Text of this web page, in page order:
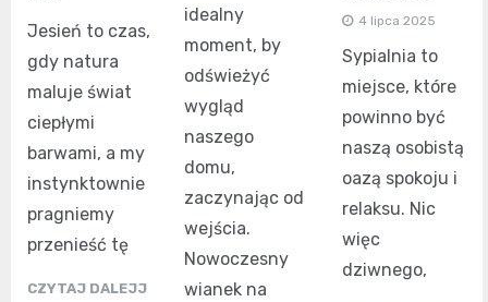
Jesień to czas,
gdy natura
maluje świat
ciepłymi
barwami, a my
instynktownie
pragniemy
przenieść tę
CZYTAJ DALEJJ
idealny
moment, by
odświeżyć
wygląd
naszego
domu,
zaczynając od
wejścia.
Nowoczesny
wianek na
4 lipca 2025
Sypialnia to
miejsce, które
powinno być
naszą osobistą
oazą spokoju i
relaksu. Nic
więc
dziwnego,